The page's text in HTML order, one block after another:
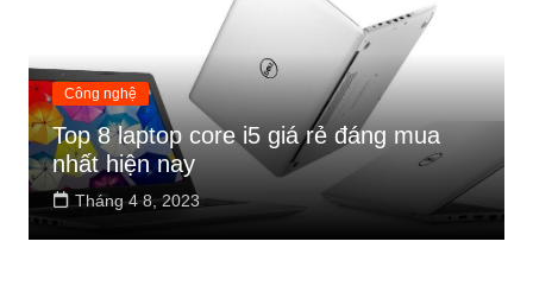
Công nghệ
Top 8 laptop core i5 giá rẻ đáng mua
nhất hiện nay
Tháng 4 8, 2023